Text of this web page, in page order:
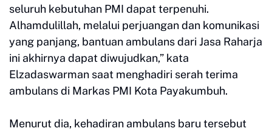
seluruh kebutuhan PMI dapat terpenuhi.
Alhamdulillah, melalui perjuangan dan komunikasi
yang panjang, bantuan ambulans dari Jasa Raharja
ini akhirnya dapat diwujudkan,” kata
Elzadaswarman saat menghadiri serah terima
ambulans di Markas PMI Kota Payakumbuh.
Menurut dia, kehadiran ambulans baru tersebut